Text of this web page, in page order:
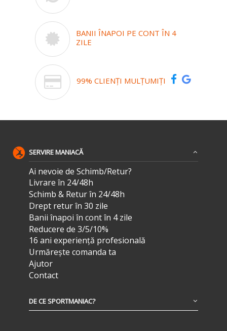
BANII ÎNAPOI PE CONT ÎN 4
ZILE
99% CLIENȚI MULȚUMIȚI
SERVIRE MANIACĂ
Ai nevoie de Schimb/Retur?
Livrare în 24/48h
Schimb & Retur în 24/48h
Drept retur în 30 zile
Banii înapoi în cont în 4 zile
Reducere de 3/5/10%
16 ani experiență profesională
Urmărește comanda ta
Ajutor
Contact
DE CE SPORTMANIAC?